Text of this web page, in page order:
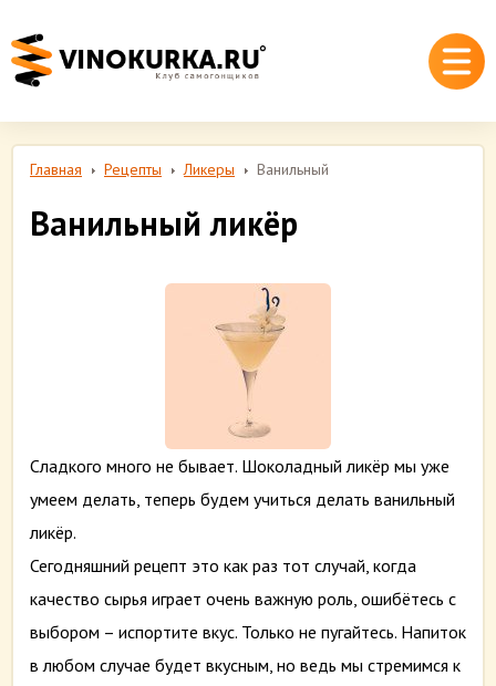
Главная Рецепты Ликеры Ванильный
Ванильный ликёр
Сладкого много не бывает. Шоколадный ликёр мы уже
умеем делать, теперь будем учиться делать ванильный
ликёр.
Сегодняшний рецепт это как раз тот случай, когда
качество сырья играет очень важную роль, ошибётесь с
выбором – испортите вкус. Только не пугайтесь. Напиток
в любом случае будет вкусным, но ведь мы стремимся к